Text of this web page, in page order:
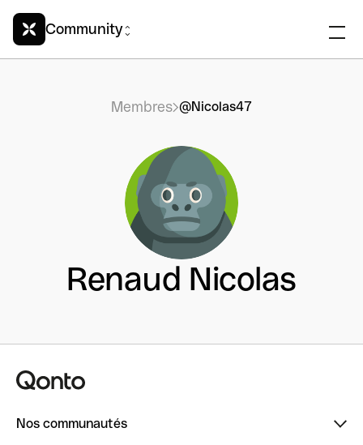
Community
Membres @Nicolas47
Renaud Nicolas
Nos communautés